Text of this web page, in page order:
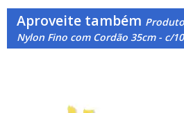
Aproveite também
Nylon Fino com Cordão 35cm - c/